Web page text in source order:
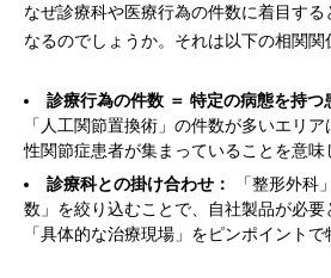
なぜ診療科や医療行為の件数に着目す
なるのでしょうか。それは以下の相関関
診療行為の件数 ＝ 特定の病態を持つ
「人工関節置換術」の件数が多いエリ
性関節症患者が集まっていることを意味
診療科との掛け合わせ：
「整形外科
数」を絞り込むことで、自社製品が必
「具体的な治療現場」をピンポイントで